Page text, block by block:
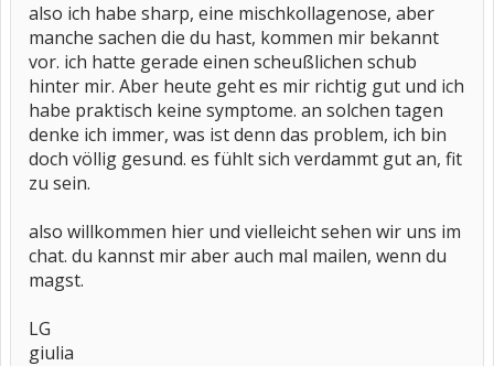
also ich habe sharp, eine mischkollagenose, aber
manche sachen die du hast, kommen mir bekannt
vor. ich hatte gerade einen scheußlichen schub
hinter mir. Aber heute geht es mir richtig gut und ich
habe praktisch keine symptome. an solchen tagen
denke ich immer, was ist denn das problem, ich bin
doch völlig gesund. es fühlt sich verdammt gut an, fit
zu sein.
also willkommen hier und vielleicht sehen wir uns im
chat. du kannst mir aber auch mal mailen, wenn du
magst.
LG
giulia